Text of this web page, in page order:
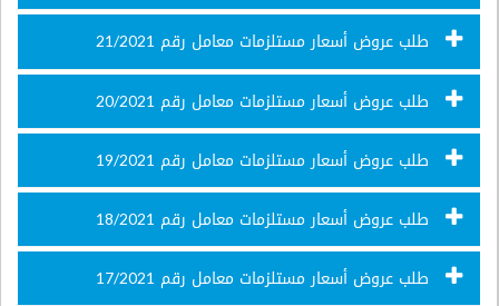
طلب عروض أسعار مستلزمات معامل رقم 21/2021
طلب عروض أسعار مستلزمات معامل رقم 20/2021
طلب عروض أسعار مستلزمات معامل رقم 19/2021
طلب عروض أسعار مستلزمات معامل رقم 18/2021
طلب عروض أسعار مستلزمات معامل رقم 17/2021